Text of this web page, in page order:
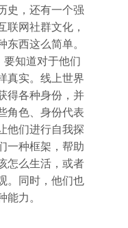
史，还有一个强
联网社群文化，
西这么简单。
要知道对于他们
真实。线上世界
得各种身份，并
角色、身份代表
他们进行自我探
一种框架，帮助
怎么生活，或者
。同时，他们也
力。